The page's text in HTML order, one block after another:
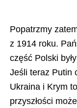
Popatrzmy
z 1914 roku.
część Polski
Jeśli teraz Putin
Ukraina i Krym
przyszłości